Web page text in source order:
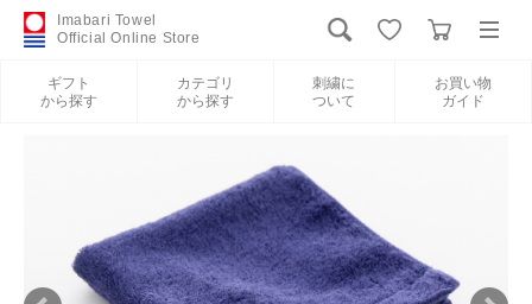
Imabari Towel
Official Online Store
ギフト
から探す
カテゴリ
から探す
刺繍に
ついて
お買い物
ガイド
新規会員登録
カテゴリから探す